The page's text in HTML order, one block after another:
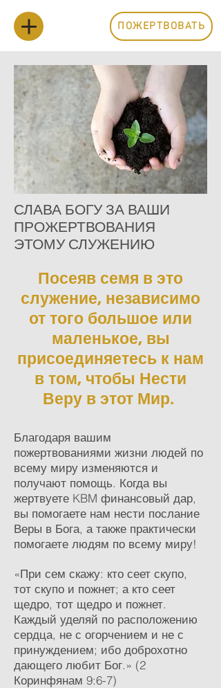
ПОЖЕРТВОВАТЬ
ПОЖЕРТВОВАТЬ
СЛАВА БОГУ ЗА ВАШИ
ПРОЖЕРТВОВАНИЯ
ЭТОМУ СЛУЖЕНИЮ
Посеяв семя в это
служение, независимо
от того большое или
маленькое, вы
присоединяетесь к нам
в том, чтобы Нести
Веру в этот Мир.
Благодаря вашим
пожертвованиями жизни людей по
всему миру изменяются и
получают помощь. Когда вы
жертвуете KBM финансовый дар,
вы помогаете нам нести послание
Веры в Бога, а также практически
помогаете людям по всему миру!
«При сем скажу: кто сеет скупо,
тот скупо и пожнет; а кто сеет
щедро, тот щедро и пожнет.
Каждый уделяй по расположению
сердца, не с огорчением и не с
принуждением; ибо доброхотно
дающего любит Бог.» (2
Коринфянам 9:6-7)